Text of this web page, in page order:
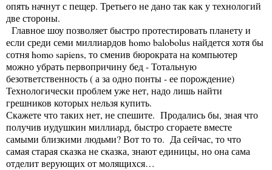
опять начнут с пещер. Третьего не дано так как у технологий
две стороны.
Главное шоу позволяет быстро протестировать планету и
если среди семи миллиардов homo balobolus найдется хотя бы
сотня homo sapiens, то сменив бюрократа на компьютер
можно убрать первопричину бед - Тотальную
безответственность ( а за одно понты - ее порождение)
Технологически проблем уже нет, надо лишь найти
грешников которых нельзя купить.
Скажете что таких нет, не спешите. Продались бы, зная что
получив иудушкин миллиард, быстро сгораете вместе
самыми близкими людьми? Вот то то. Да сейчас, то что
самая старая сказка не сказка, знают единицы, но она сама
отделит верующих от молящихся…